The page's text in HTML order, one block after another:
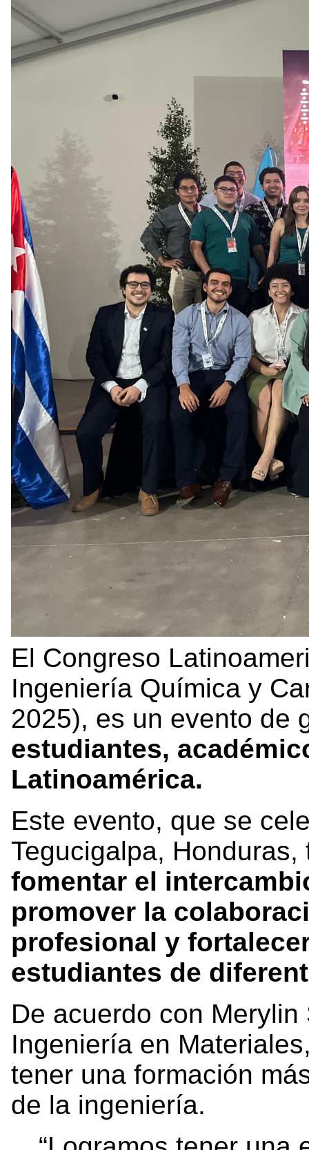
El Congreso
Ingeniería Química y
2025), es un evento de
estudiantes,
Latinoamérica.
Este evento, que se
Tegucigalpa,
fomentar el
promover la
profesional y
estudiantes de
De acuerdo con
Ingeniería en
tener una formación
de la ingeniería.